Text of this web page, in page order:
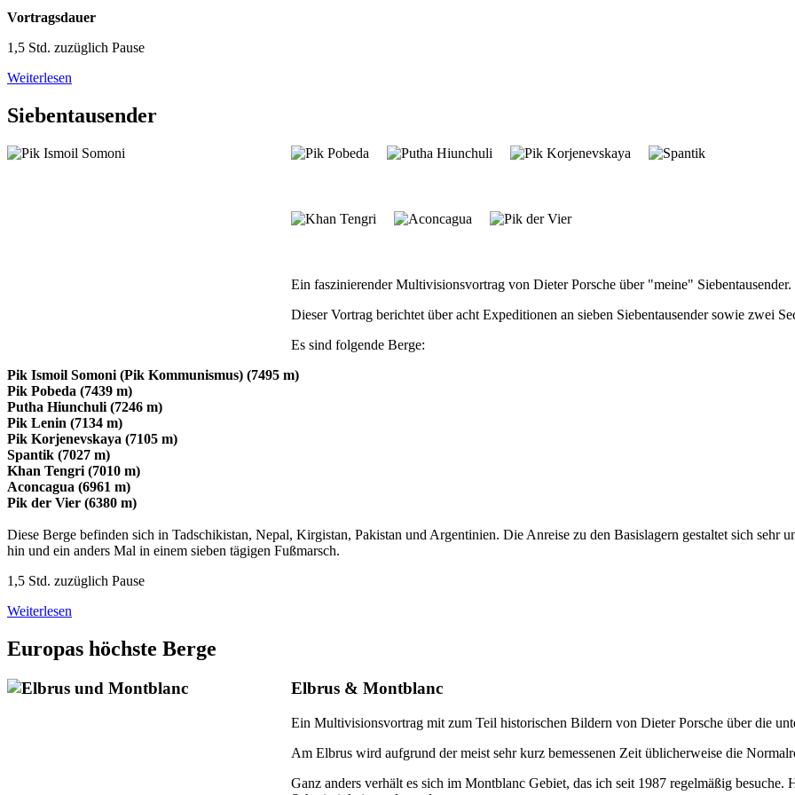
Vortragsdauer
1,5 Std. zuzüglich Pause
Weiterlesen
Siebentausender
Ein faszinierender Multivisionsvortrag von Dieter Porsche über "meine" Siebentausender.
Dieser Vortrag berichtet über acht Expeditionen an sieben Siebentausender sowie zwei
Es sind folgende Berge:
Pik Ismoil Somoni (Pik Kommunismus) (7495 m)
Pik Pobeda (7439 m)
Putha Hiunchuli (7246 m)
Pik Lenin (7134 m)
Pik Korjenevskaya (7105 m)
Spantik (7027 m)
Khan Tengri (7010 m)
Aconcagua (6961 m)
Pik der Vier (6380 m)
Diese Berge befinden sich in Tadschikistan, Nepal, Kirgistan, Pakistan und Argentinien. Die Anreise zu den Basislagern gestaltet sich sehr
hin und ein anders Mal in einem sieben tägigen Fußmarsch.
1,5 Std. zuzüglich Pause
Weiterlesen
Europas höchste Berge
Elbrus & Montblanc
Ein Multivisionsvortrag mit zum Teil historischen Bildern von Dieter Porsche über die
Am Elbrus wird aufgrund der meist sehr kurz bemessenen Zeit üblicherweise die
Ganz anders verhält es sich im Montblanc Gebiet, das ich seit 1987 regelmäßig